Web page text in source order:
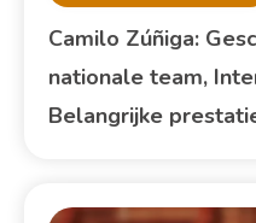
Camilo Zúñiga:
nationale team,
Belangrijke